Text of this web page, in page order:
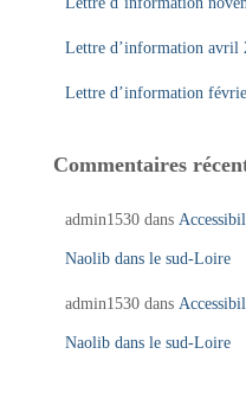
Lettre d’information avril
Lettre d’information
Commentaires
admin1530 dans
Naolib dans le sud-Loire
admin1530 dans
Naolib dans le sud-Loire